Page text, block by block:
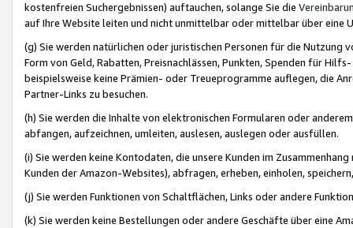
kostenfreien Suchergebnissen) auftauchen, solange Sie die
auf Ihre Website leiten und nicht unmittelbar oder mittelbar über eine
(g) Sie werden natürlichen oder juristischen Personen für die Nutzung
Form von Geld, Rabatten, Preisnachlässen, Punkten, Spenden für
beispielsweise keine Prämien- oder Treueprogramme auflegen, die
Partner-Links zu besuchen.
(h) Sie werden die Inhalte von elektronischen Formularen oder
abfangen, aufzeichnen, umleiten, auslesen, auslegen oder ausfüllen.
(i) Sie werden keine Kontodaten, die unsere Kunden im
Kunden der Amazon-Websites), abfragen, erheben, einholen,
(j) Sie werden Funktionen von Schaltflächen, Links oder andere
(k) Sie werden keine Bestellungen oder andere Geschäfte über eine